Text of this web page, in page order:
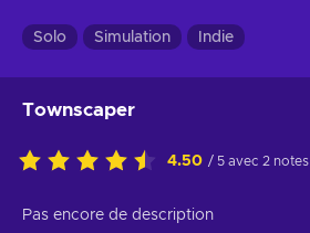
Solo Simulation Indie
Townscaper
4.50 / 5 avec 2 notes
Pas encore de description